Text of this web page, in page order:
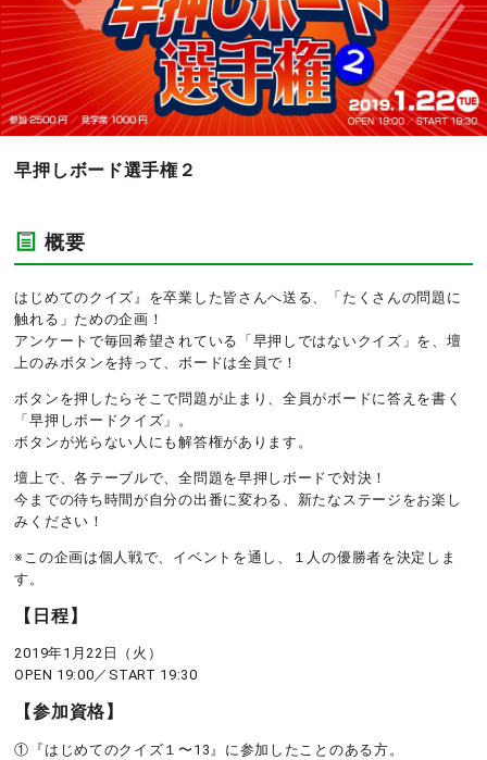
早押しボード選手権２
概要
はじめてのクイズ』を卒業した皆さんへ送る、「たくさんの問題に
触れる」ための企画！
アンケートで毎回希望されている「早押しではないクイズ」を、壇
上のみボタンを持って、ボードは全員で！
ボタンを押したらそこで問題が止まり、全員がボードに答えを書く
「早押しボードクイズ」。
ボタンが光らない人にも解答権があります。
壇上で、各テーブルで、全問題を早押しボードで対決！
今までの待ち時間が自分の出番に変わる、新たなステージをお楽し
みください！
※この企画は個人戦で、イベントを通し、１人の優勝者を決定しま
す。
【日程】
2019年1月22日（火）
OPEN 19:00／START 19:30
【参加資格】
①『はじめてのクイズ１〜13』に参加したことのある方。